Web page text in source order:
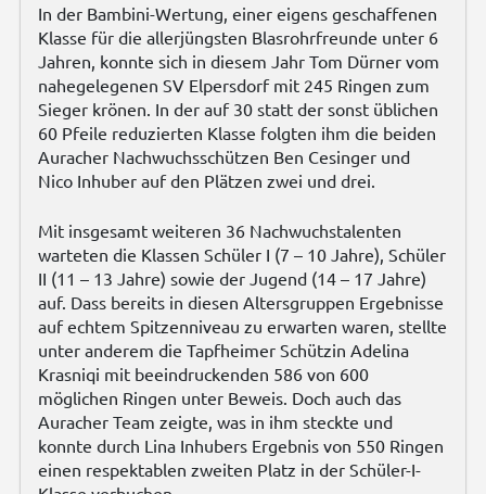
In der Bambini-Wertung, einer eigens geschaffenen
Klasse für die allerjüngsten Blasrohrfreunde unter 6
Jahren, konnte sich in diesem Jahr Tom Dürner vom
nahegelegenen SV Elpersdorf mit 245 Ringen zum
Sieger krönen. In der auf 30 statt der sonst üblichen
60 Pfeile reduzierten Klasse folgten ihm die beiden
Auracher Nachwuchsschützen Ben Cesinger und
Nico Inhuber auf den Plätzen zwei und drei.
Mit insgesamt weiteren 36 Nachwuchstalenten
warteten die Klassen Schüler I (7 – 10 Jahre), Schüler
II (11 – 13 Jahre) sowie der Jugend (14 – 17 Jahre)
auf. Dass bereits in diesen Altersgruppen Ergebnisse
auf echtem Spitzenniveau zu erwarten waren, stellte
unter anderem die Tapfheimer Schützin Adelina
Krasniqi mit beeindruckenden 586 von 600
möglichen Ringen unter Beweis. Doch auch das
Auracher Team zeigte, was in ihm steckte und
konnte durch Lina Inhubers Ergebnis von 550 Ringen
einen respektablen zweiten Platz in der Schüler-I-